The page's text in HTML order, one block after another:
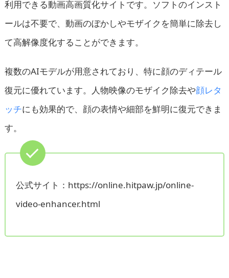
利用できる動画高画質化サイトです。ソフトのインスト
ールは不要で、動画のぼかしやモザイクを簡単に除去し
て高解像度化することができます。
複数のAIモデルが用意されており、特に顔のディテール
復元に優れています。人物映像のモザイク除去や顔レタ
ッチにも効果的で、顔の表情や細部を鮮明に復元できま
す。
公式サイト：https://online.hitpaw.jp/online-
video-enhancer.html